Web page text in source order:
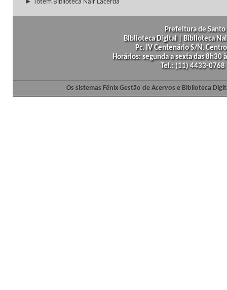
► Totem Biblioteca Nair Lacerda
Prefeitura de
Biblioteca Digital | Biblioteca
Pc. IV Centenário S/N,
Horários: segunda a sexta das
Tel.: (11) 4433-
Os sistemas Fênix Gestão de Acervos e Biblioteca